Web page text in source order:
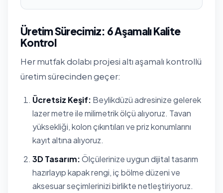
Üretim Sürecimiz: 6 Aşamalı Kalite
Kontrol
Her mutfak dolabı projesi altı aşamalı kontrollü
üretim sürecinden geçer:
Ücretsiz Keşif: Beylikdüzü adresinize gelerek
lazer metre ile milimetrik ölçü alıyoruz. Tavan
yüksekliği, kolon çıkıntıları ve priz konumlarını
kayıt altına alıyoruz.
3D Tasarım:Ölçülerinize uygun dijital tasarım
hazırlayıp kapak rengi, iç bölme düzeni ve
aksesuar seçimlerinizi birlikte netleştiriyoruz.